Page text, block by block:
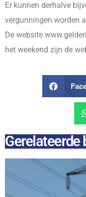
Er kunnen derhalve
vergunningen worden
De website
het weekend zijn de
Gerelateerde